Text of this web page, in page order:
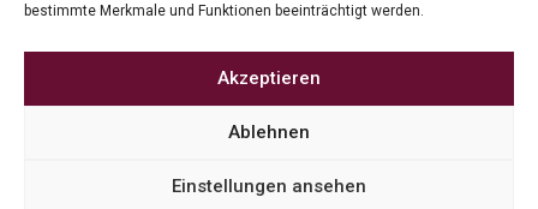
bestimmte Merkmale und Funktionen beeinträchtigt werden.
Akzeptieren
Ablehnen
Einstellungen ansehen